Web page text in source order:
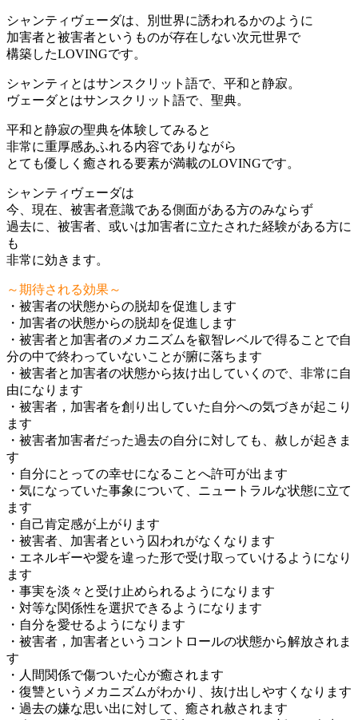
シャンティヴェーダは、別世界に誘われるかのように
加害者と被害者というものが存在しない次元世界で
構築したLOVINGです。
シャンティとはサンスクリット語で、平和と静寂。
ヴェーダとはサンスクリット語で、聖典。
平和と静寂の聖典を体験してみると
非常に重厚感あふれる内容でありながら
とても優しく癒される要素が満載のLOVINGです。
シャンティヴェーダは
今、現在、被害者意識である側面がある方のみならず
過去に、被害者、或いは加害者に立たされた経験がある方に
も
非常に効きます。
～期待される効果～
・被害者の状態からの脱却を促進します
・加害者の状態からの脱却を促進します
・被害者と加害者のメカニズムを叡智レベルで得ることで自
分の中で終わっていないことが腑に落ちます
・被害者と加害者の状態から抜け出していくので、非常に自
由になります
・被害者，加害者を創り出していた自分への気づきが起こり
ます
・被害者加害者だった過去の自分に対しても、赦しが起きま
す
・自分にとっての幸せになることへ許可が出ます
・気になっていた事象について、ニュートラルな状態に立て
ます
・自己肯定感が上がります
・被害者、加害者という囚われがなくなります
・エネルギーや愛を違った形で受け取っていけるようになり
ます
・事実を淡々と受け止められるようになります
・対等な関係性を選択できるようになります
・自分を愛せるようになります
・被害者，加害者というコントロールの状態から解放されま
す
・人間関係で傷ついた心が癒されます
・復讐というメカニズムがわかり、抜け出しやすくなります
・過去の嫌な思い出に対して、癒され赦されます